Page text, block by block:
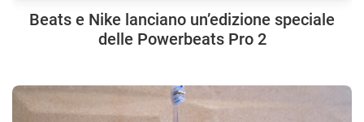
Beats e Nike lanciano un’edizione speciale
delle Powerbeats Pro 2